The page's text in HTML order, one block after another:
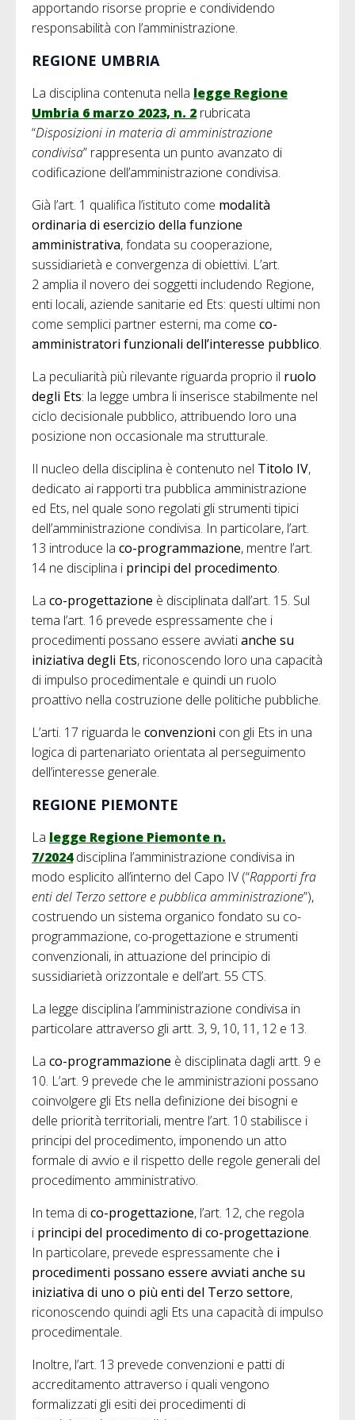
apportando risorse proprie e condividendo
responsabilità con l’amministrazione.
REGIONE UMBRIA
La disciplina contenuta nella legge Regione
Umbria 6 marzo 2023, n. 2rubricata
“Disposizioni in materia di amministrazione
condivisa” rappresenta un punto avanzato di
codificazione dell’amministrazione condivisa.
Già l’art. 1 qualifica l’istituto come modalità
ordinaria di esercizio della funzione
amministrativa, fondata su cooperazione,
sussidiarietà e convergenza di obiettivi. L’art.
2 amplia il novero dei soggetti includendo Regione,
enti locali, aziende sanitarie ed Ets: questi ultimi non
come semplici partner esterni, ma come co-
amministratori funzionali dell’interesse pubblico.
La peculiarità più rilevante riguarda proprio il ruolo
degli Ets: la legge umbra li inserisce stabilmente nel
ciclo decisionale pubblico, attribuendo loro una
posizione non occasionale ma strutturale.
Il nucleo della disciplina è contenuto nel Titolo IV,
dedicato ai rapporti tra pubblica amministrazione
ed Ets, nel quale sono regolati gli strumenti tipici
dell’amministrazione condivisa. In particolare, l’art.
13 introduce la co-programmazione, mentre l’art.
14 ne disciplina i principi del procedimento.
La co-progettazione è disciplinata dall’art. 15. Sul
tema l’art. 16 prevede espressamente che i
procedimenti possano essere avviatianche su
iniziativa degli Ets, riconoscendo loro una capacità
di impulso procedimentale e quindi un ruolo
proattivo nella costruzione delle politiche pubbliche.
L’arti. 17 riguarda le convenzioni con gli Ets in una
logica di partenariato orientata al perseguimento
dell’interesse generale.
REGIONE PIEMONTE
La legge Regione Piemonte n.
7/2024disciplina l’amministrazione condivisa in
modo esplicito all’interno del Capo IV (“Rapporti fra
enti del Terzo settore e pubblica amministrazione”),
costruendo un sistema organico fondato su co-
programmazione, co-progettazione e strumenti
convenzionali, in attuazione del principio di
sussidiarietà orizzontale e dell’art. 55 CTS.
La legge disciplina l’amministrazione condivisa in
particolare attraverso gli artt. 3, 9, 10, 11, 12 e 13.
La co-programmazione è disciplinata dagli artt. 9 e
10. L’art. 9 prevede che le amministrazioni possano
coinvolgere gli Ets nella definizione dei bisogni e
delle priorità territoriali, mentre l’art. 10 stabilisce i
principi del procedimento, imponendo un atto
formale di avvio e il rispetto delle regole generali del
procedimento amministrativo.
In tema dico-progettazione, l’art. 12, che regola
i principi del procedimento di co-progettazione.
In particolare, prevede espressamente che i
procedimenti possano essere avviati anche su
iniziativa di uno o più enti del Terzo settore,
riconoscendo quindi agli Ets una capacità di impulso
procedimentale.
Inoltre, l’art. 13 prevede convenzioni e patti di
accreditamento attraverso i quali vengono
formalizzati gli esiti dei procedimenti di